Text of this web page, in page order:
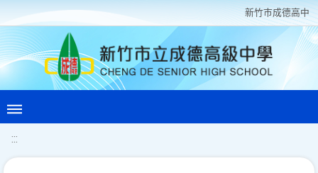
新竹巿成德高中
:::